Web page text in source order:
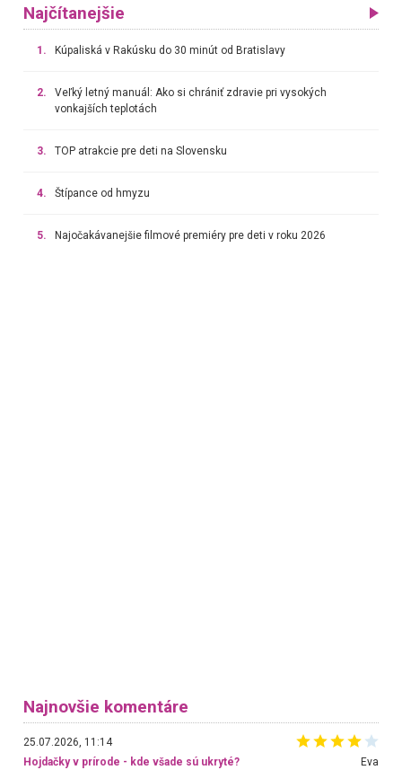
Najčítanejšie
1. Kúpaliská v Rakúsku do 30 minút od Bratislavy
2.
Veľký letný manuál: Ako si chrániť zdravie pri vysokých
vonkajších teplotách
3. TOP atrakcie pre deti na Slovensku
4. Štípance od hmyzu
5. Najočakávanejšie filmové premiéry pre deti v roku 2026
Najnovšie komentáre
25.07.2026, 11:14
Hojdačky v prírode - kde všade sú ukryté?
Eva